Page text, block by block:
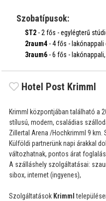
Szobatípusok:
ST2 - 2 fős - egylégterű
időpontok, árak
2raum4 - 4 fős -
hálósz...
3raum6 - 6 fős -
Hotel Post Krimml
Krimml központjában található a
stílusú, modern, családias
Zillertal Arena /Hochkrimml 9 km.
Külföldi partnerünk napi árakkal
változhatnak, pontos árat foglalás
A szálláshely szolgáltatásai:
sibox, internet (ingyenes),
Szolgáltatások Krimml